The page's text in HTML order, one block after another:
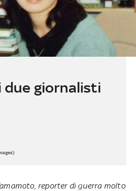
due giornalisti
reporter di guerra molto